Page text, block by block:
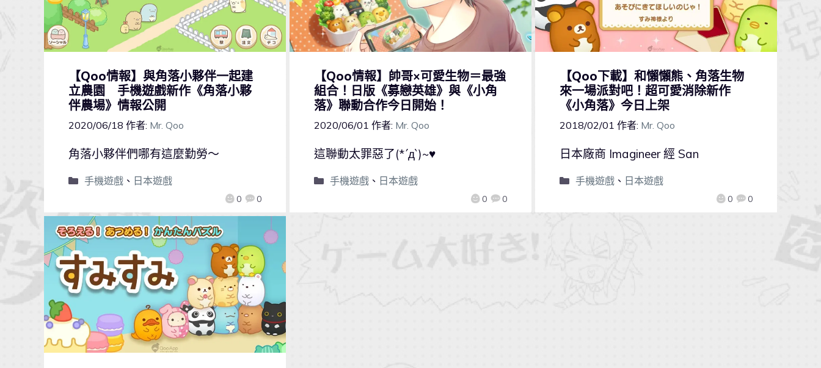
【Qoo情報】與角落小夥伴一起建
立農園 手機遊戲新作《角落小夥
伴農場》情報公開
2020/06/18 作者: Mr. Qoo
0 0
角落小夥伴們哪有這麼勤勞～
手機遊戲、 日本遊戲
【Qoo情報】帥哥×可愛生物＝最強
組合！日版《募戀英雄》與《小角
落》聯動合作今日開始！
2020/06/01 作者: Mr. Qoo
0 0
這聯動太罪惡了(*´д`)~♥
手機遊戲、 日本遊戲
【Qoo下載】和懶懶熊、角落生物
來一場派對吧！超可愛消除新作
《小角落》今日上架
2018/02/01 作者: Mr. Qoo
0 0
日本廠商 Imagineer 經 San
手機遊戲、 日本遊戲